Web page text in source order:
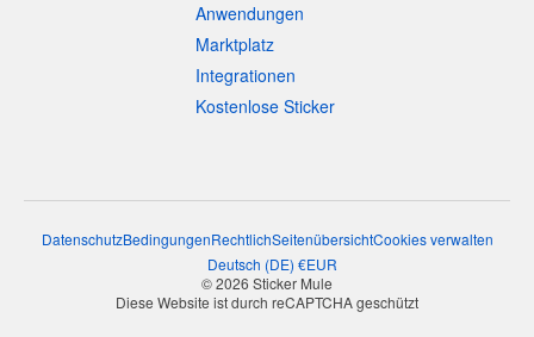
Anwendungen
Marktplatz
Integrationen
Kostenlose Sticker
DatenschutzBedingungenRechtlichSeitenübersichtCookies verwalten
Deutsch (DE) €EUR
© 2026 Sticker Mule
Diese Website ist durch reCAPTCHA geschützt